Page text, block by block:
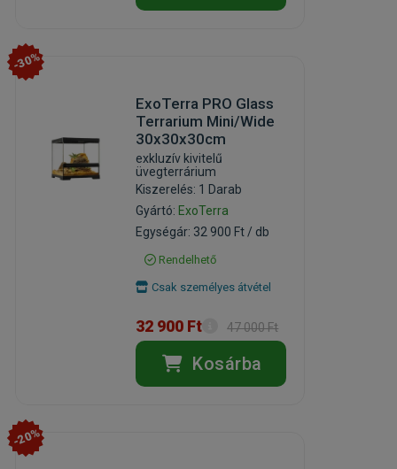
-30%
ExoTerra PRO Glass
Terrarium Mini/Wide
30x30x30cm
exkluzív kivitelű
üvegterrárium
Kiszerelés: 1 Darab
Gyártó: ExoTerra
Egységár: 32 900 Ft / db
Rendelhető
Csak személyes átvétel
32 900 Ft 47 000 Ft
Kosárba
-20%